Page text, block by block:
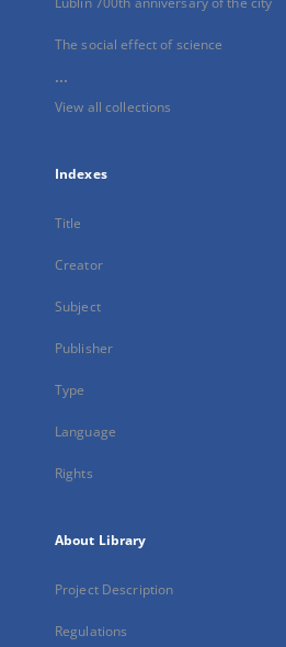
The social effect of science
...
View all collections
Indexes
Title
Creator
Subject
Publisher
Type
Language
Rights
About Library
Project Description
Regulations